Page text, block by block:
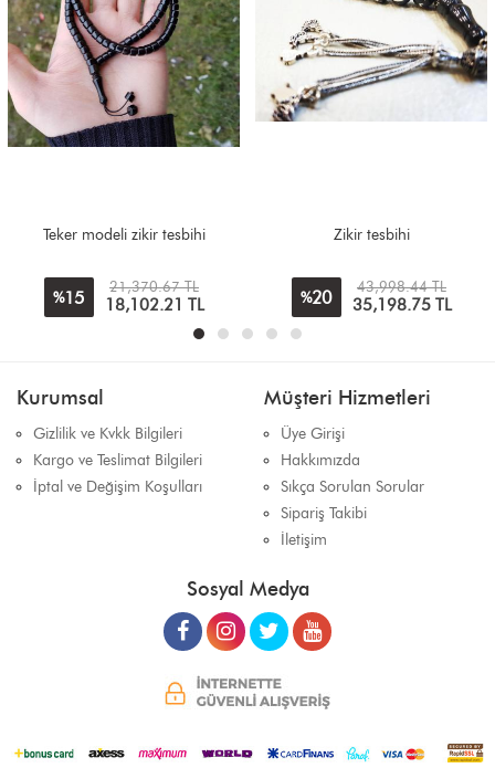
Zikir tesbihi
%20
43,998.44 TL
35,198.75 TL
99 luk badem
15,085.18TL
Kurumsal
Gizlilik ve Kvkk Bilgileri
Kargo ve Teslimat Bilgileri
İptal ve Değişim Koşulları
Müşteri Hizmetleri
Üye Girişi
Hakkımızda
Sıkça Sorulan Sorular
Sipariş Takibi
İletişim
Sosyal Medya